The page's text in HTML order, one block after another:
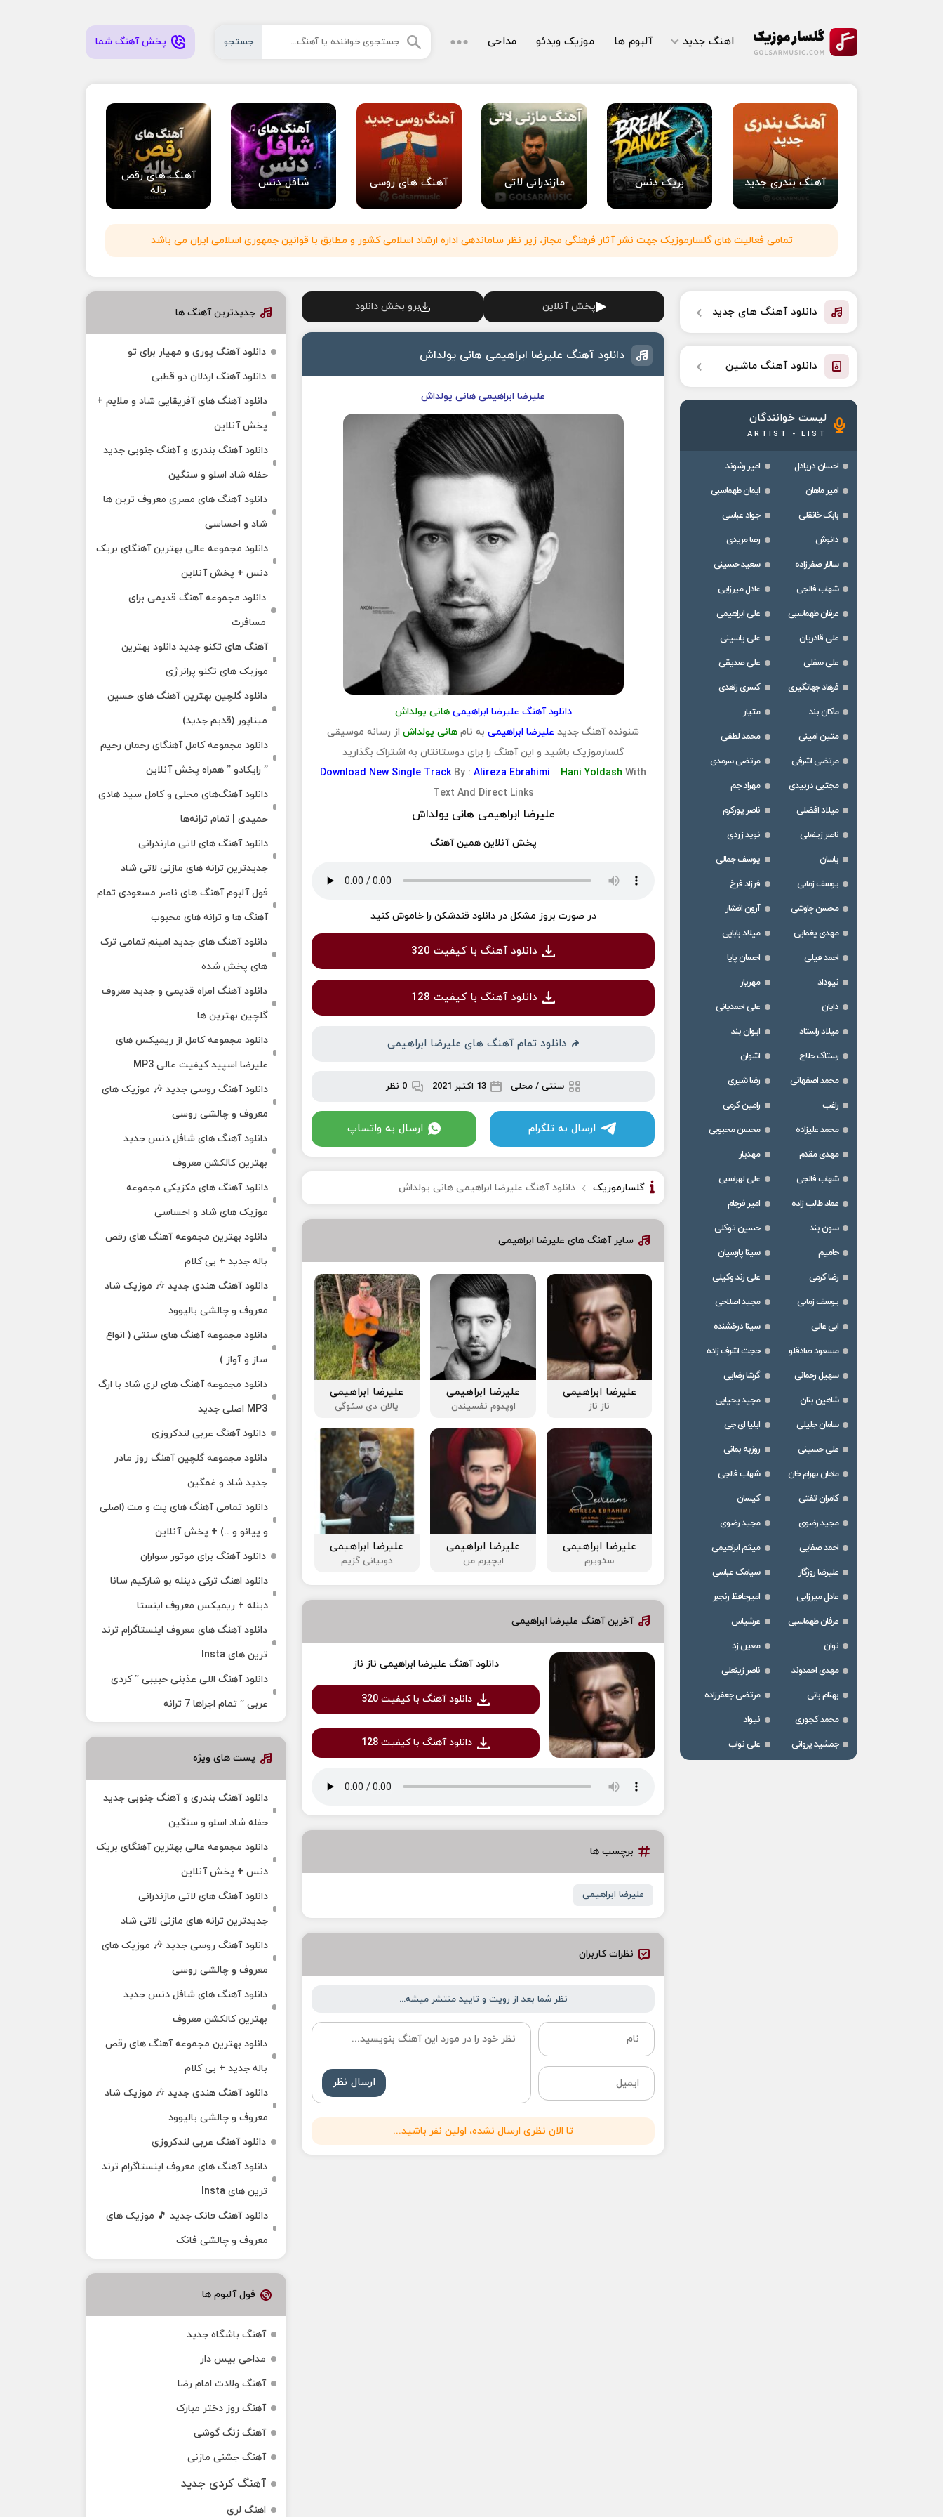
اهنگ جدید آلبوم ها موزیک ویدئو مداحی جستجو پخش آهنگ شما
آهنگ بندری جدید بریک دنس مازندرانی لاتی آهنگ های روسی شافل دنس
آهنگ های رقص
باله
تمامی فعالیت های گلسارموزیک جهت نشر آثار فرهنگی مجاز، زیر نظر ساماندهی اداره ارشاد اسلامی کشور و مطابق با قوانین جمهوری اسلامی ایران می باشد
پخش آنلاین برو بخش دانلود
دانلود آهنگ علیرضا ابراهیمی هانی یولداش
علیرضا ابراهیمی هانی یولداش
دانلود آهنگ علیرضا ابراهیمی هانی یولداش
شنونده آهنگ جدید علیرضا ابراهیمی به نام هانی یولداش از رسانه موسیقی
گلسارموزیک باشید و این آهنگ را برای دوستانتان به اشتراک بگذارید
Download New Single Track By : Alireza Ebrahimi – Hani Yoldash With
Text And Direct Links
علیرضا ابراهیمی هانی یولداش
پخش آنلاین همین آهنگ
در صورت بروز مشکل در دانلود قندشکن را خاموش کنید
دانلود آهنگ با کیفیت 320
دانلود آهنگ با کیفیت 128
دانلود تمام آهنگ های علیرضا ابراهیمی
سنتی / محلی 13 اکتبر 2021 0 نظر
ارسال به تلگرام ارسال به واتساپ
گلسارموزیک دانلود آهنگ علیرضا ابراهیمی هانی یولداش
سایر آهنگ های علیرضا ابراهیمی
علیرضا ابراهیمی
ناز ناز
علیرضا ابراهیمی
اوپدوم نفسیندن
علیرضا ابراهیمی
یالان دی سئوگی
علیرضا ابراهیمی
سئویرم
علیرضا ابراهیمی
ایچیرم من
علیرضا ابراهیمی
دونیانی گزیم
آخرین آهنگ علیرضا ابراهیمی
دانلود آهنگ علیرضا ابراهیمی ناز ناز
دانلود آهنگ با کیفیت 320
دانلود آهنگ با کیفیت 128
برچسب ها
علیرضا ابراهیمی
نظرات کاربران
نظر شما بعد از رویت و تایید منتشر میشه...
ارسال نظر
تا الان نظری ارسال نشده، اولین نفر باشید...
دانلود آهنگ های جدید
دانلود آهنگ ماشین
لیست خوانندگان
ARTIST - LIST
احسان دریادل
امیر رشوند
امیر ماهان
ایمان طهماسبی
بابک خانقلی
جواد عباسی
دانوش
رضا مریدی
سالار صفرزاده
سعید حسینی
شهاب فالجی
عادل میرزایی
عرفان طهماسبی
علی ابراهیمی
علی قادریان
علی یاسینی
علی سفلی
علی صدیقی
فرهاد جهانگیری
کسری زاهدی
ماکان بند
متیار
متین امینی
محمد لطفی
مرتضی اشرفی
مرتضی سرمدی
مجتبی دربیدی
مهراد جم
میلاد افضلی
ناصر پورکرم
ناصر زینعلی
نوید زردی
یاسان
یوسف جمالی
یوسف زمانی
فرزاد فرخ
محسن چاوشی
آرون افشار
مهدی یغمایی
میلاد بابایی
احمد فیلی
احسان پایا
نیوداد
مهریار
دایان
علی احمدیانی
میلاد راستاد
ایوان بند
رستاک حلاج
اشوان
محمد اصفهانی
رضا شیری
راغب
رامین کرمی
محمد علیزاده
محسن محبوبی
مهدی مقدم
مهدیار
شهاب فالجی
علی لهراسبی
عماد طالب زاده
امیر فرجام
سون بند
حسین توکلی
حامیم
سینا پارسیان
رضا کرمی
علی زند وکیلی
یوسف زمانی
مجید اصلاحی
ابی عالی
سینا درخشنده
مسعود صادقلو
حجت اشرف زاده
سهیل رحمانی
گرشا رضایی
شاهین بنان
مجید یحیایی
سامان جلیلی
ایلیا ای جی
علی حسینی
روزبه بمانی
ماهان بهرام خان
شهاب فالجی
کامران تفتی
کیسان
مجید رضوی
مجید رضوی
احمد صفایی
میثم ابراهیمی
علیرضا روزگار
سیامک عباسی
عادل میرزایی
امیرحافظ رنجبر
عرفان طهماسبی
عرشیاس
نوان
معین زد
مهدی احمدوند
ناصر زینعلی
بهنام بانی
مرتضی جعفرزاده
محمد کجوری
نیواد
جمشید پروانی
علی نواب
جدیدترین آهنگ ها
دانلود آهنگ پوری و مهیار برای تو
دانلود آهنگ اردلان دو قطبی
دانلود آهنگ های آفریقایی شاد و ملایم +
پخش آنلاین
دانلود آهنگ بندری و آهنگ جنوبی جدید
حفله شاد اسلو و سنگین
دانلود آهنگ های مصری معروف ترین ها
شاد و احساسی
دانلود مجموعه عالی بهترین آهنگای بریک
دنس + پخش آنلاین
دانلود مجموعه آهنگ قدیمی برای
مسافرت
آهنگ های تکنو جدید دانلود بهترین
موزیک های تکنو پرانرژی
دانلود گلچین بهترین آهنگ های حسین
میناپور (قدیم جدید)
دانلود مجموعه کامل آهنگای رحمان رحیم
” رایکادو ” همراه پخش آنلاین
دانلود آهنگ‌های محلی و کامل سید هادی
حمیدی | تمام ترانه‌ها
دانلود آهنگ‌ های لاتی مازندرانی
جدیدترین ترانه های مازنی لاتی شاد
فول آلبوم آهنگ‌ های ناصر مسعودی تمام
آهنگ‌ ها و ترانه‌ های محبوب
دانلود آهنگ های جدید امینم تمامی ترک
های پخش شده
دانلود آهنگ امراه قدیمی و جدید معروف
گلچین بهترین ها
دانلود مجموعه کامل از ریمیکس های
علیرضا اسپید کیفیت عالی MP3
دانلود آهنگ روسی جدید 🎶 موزیک‌ های
معروف و چالشی روسی
دانلود آهنگ های شافل دنس جدید
بهترین کالکشن معروف
دانلود آهنگ‌ های مکزیکی مجموعه
موزیک‌ های شاد و احساسی
دانلود بهترین مجموعه آهنگ های رقص
باله جدید + بی کلام
دانلود آهنگ هندی جدید 🎶 موزیک شاد
معروف و چالشی بالیوود
دانلود مجموعه آهنگ های سنتی ( انواع
ساز و آواز )
دانلود مجموعه آهنگ های لری شاد با ارگ
MP3 اصلی جدید
دانلود آهنگ عربی لندکروزی
دانلود مجموعه گلچین آهنگ روز مادر
جدید شاد و غمگین
دانلود تمامی آهنگ های پت و مت (اصلی
و پیانو و ..) + پخش آنلاین
دانلود آهنگ برای موتور سواران
دانلود اهنگ ترکی دینله بو شارکیم سانا
دینله + ریمیکس معروف اینستا
دانلود آهنگ‌ های معروف اینستاگرام ترند
ترین های Insta
دانلود آهنگ اللی عذبنی حبیبی ” کردی
عربی ” تمام اجراها 7 ترانه
پست های ویژه
دانلود آهنگ بندری و آهنگ جنوبی جدید
حفله شاد اسلو و سنگین
دانلود مجموعه عالی بهترین آهنگای بریک
دنس + پخش آنلاین
دانلود آهنگ‌ های لاتی مازندرانی
جدیدترین ترانه های مازنی لاتی شاد
دانلود آهنگ روسی جدید 🎶 موزیک‌ های
معروف و چالشی روسی
دانلود آهنگ های شافل دنس جدید
بهترین کالکشن معروف
دانلود بهترین مجموعه آهنگ های رقص
باله جدید + بی کلام
دانلود آهنگ هندی جدید 🎶 موزیک شاد
معروف و چالشی بالیوود
دانلود آهنگ عربی لندکروزی
دانلود آهنگ‌ های معروف اینستاگرام ترند
ترین های Insta
دانلود آهنگ فانک جدید 🎵 موزیک‌ های
معروف و چالشی فانک
فول آلبوم ها
آهنگ باشگاه جدید
مداحی بیس دار
آهنگ ولادت امام رضا
آهنگ روز دختر مبارک
آهنگ زنگ گوشی
آهنگ جشنی مازنی
آهنگ کردی جدید
اهنگ لری